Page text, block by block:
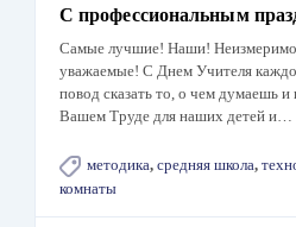
С профессиональным
Самые лучшие! Наши! Неизмеримо
уважаемые! С Днем Учителя
повод сказать то, о чем думаешь
Вашем Труде для наших детей и…
методика, средняя школа,
комнаты